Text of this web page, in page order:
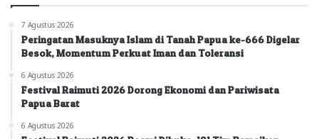
7 Agustus 2026
Peringatan Masuknya Islam di Tanah Papua ke-666 Digelar
Besok, Momentum Perkuat Iman dan Toleransi
6 Agustus 2026
Festival Raimuti 2026 Dorong Ekonomi dan Pariwisata
Papua Barat
6 Agustus 2026